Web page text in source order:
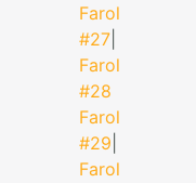
Farol
#27
Farol
#28
Farol
#29
Farol